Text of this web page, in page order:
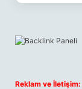
Reklam ve İletişim: